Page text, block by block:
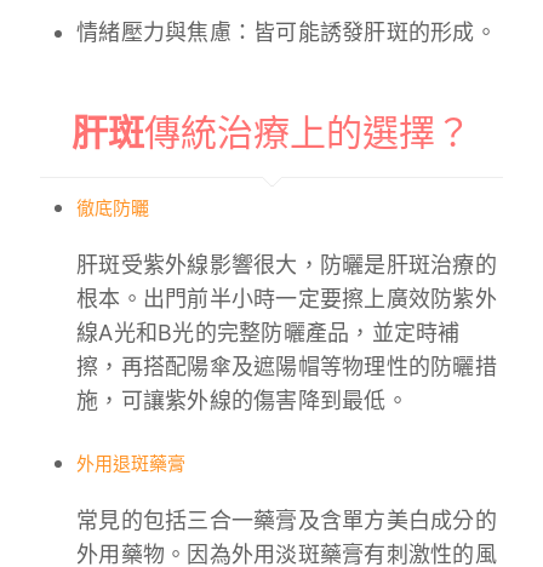
情緒壓力與焦慮：皆可能誘發肝斑的形成。
肝斑傳統治療上的選擇？
徹底防曬
肝斑受紫外線影響很大，防曬是肝斑治療的
根本。出門前半小時一定要擦上廣效防紫外
線A光和B光的完整防曬產品，並定時補
擦，再搭配陽傘及遮陽帽等物理性的防曬措
施，可讓紫外線的傷害降到最低。
外用退斑藥膏
常見的包括三合一藥膏及含單方美白成分的
外用藥物。因為外用淡斑藥膏有刺激性的風